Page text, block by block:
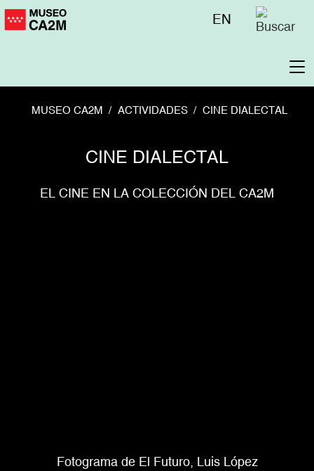
Pasar
Menú
EN
MUSEO CA2M ACTIVIDADES CINE DIALECTAL
CINE DIALECTAL
EL CINE EN LA COLECCIÓN DEL CA2M
Fotograma de El Futuro, Luis López